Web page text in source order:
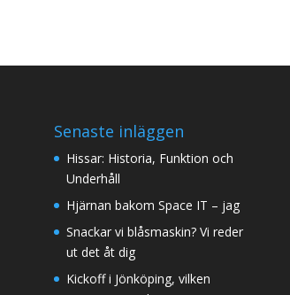
Senaste inläggen
Hissar: Historia, Funktion och
Underhåll
Hjärnan bakom Space IT – jag
Snackar vi blåsmaskin? Vi reder
ut det åt dig
Kickoff i Jönköping, vilken